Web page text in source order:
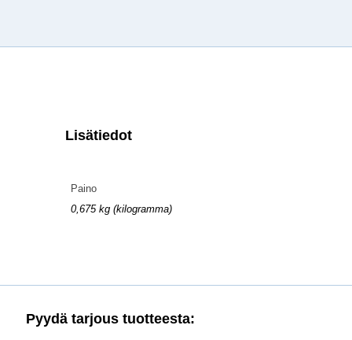
Lisätiedot
Paino
0,675 kg (kilogramma)
Pyydä tarjous tuotteesta: